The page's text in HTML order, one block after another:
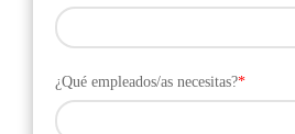
¿Qué empleados/as necesitas?*